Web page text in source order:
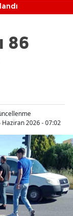
86
Haziran 2026 - 07:02